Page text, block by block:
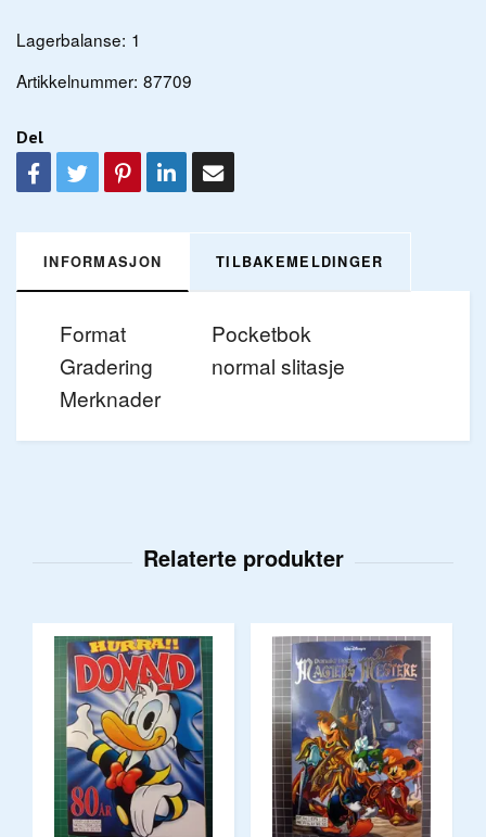
Lagerbalanse: 1
Artikkelnummer: 87709
Del
INFORMASJON TILBAKEMELDINGER
Format
Pocketbok
Gradering
normal slitasje
Merknader